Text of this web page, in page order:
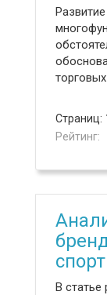
Страниц:
Рейтинг:
В статье